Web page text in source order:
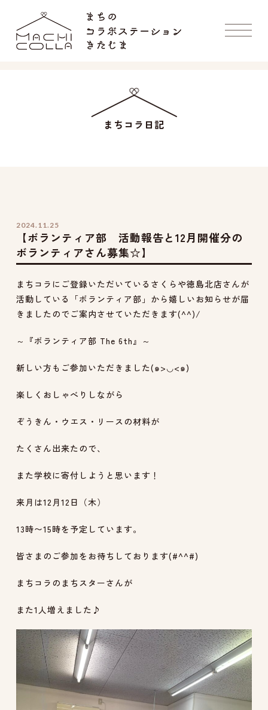
まちコラ日記
2024.11.25
【ボランティア部 活動報告と12月開催分の
ボランティアさん募集☆】
まちコラにご登録いただいているさくらや徳島北店さんが
活動している「ボランティア部」から嬉しいお知らせが届
きましたのでご案内させていただきます(^^)/
～『ボランティア部 The 6th』～
新しい方もご参加いただきました(๑>◡<๑)
楽しくおしゃべりしながら
ぞうきん・ウエス・リースの材料が
たくさん出来たので、
また学校に寄付しようと思います！
来月は12月12日（木）
13時〜15時を予定しています。
皆さまのご参加をお待ちしております(#^^#)
まちコラのまちスターさんが
また1人増えました♪